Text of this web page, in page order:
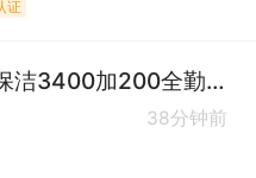
证
地铁R1线 航站楼 大学城保洁3400加200全勤-八小时
38分钟前